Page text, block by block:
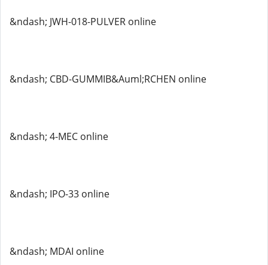
&ndash; JWH-018-PULVER online
&ndash; CBD-GUMMIB&Auml;RCHEN online
&ndash; 4-MEC online
&ndash; IPO-33 online
&ndash; MDAI online